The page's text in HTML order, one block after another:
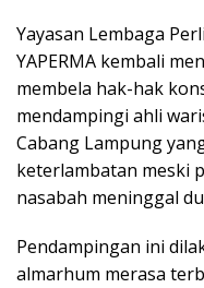
Yayasan Lembaga
YAPERMA kembali
membela hak-hak
mendampingi ahli
Cabang Lampung
keterlambatan meski
nasabah meninggal
Pendampingan ini
almarhum merasa